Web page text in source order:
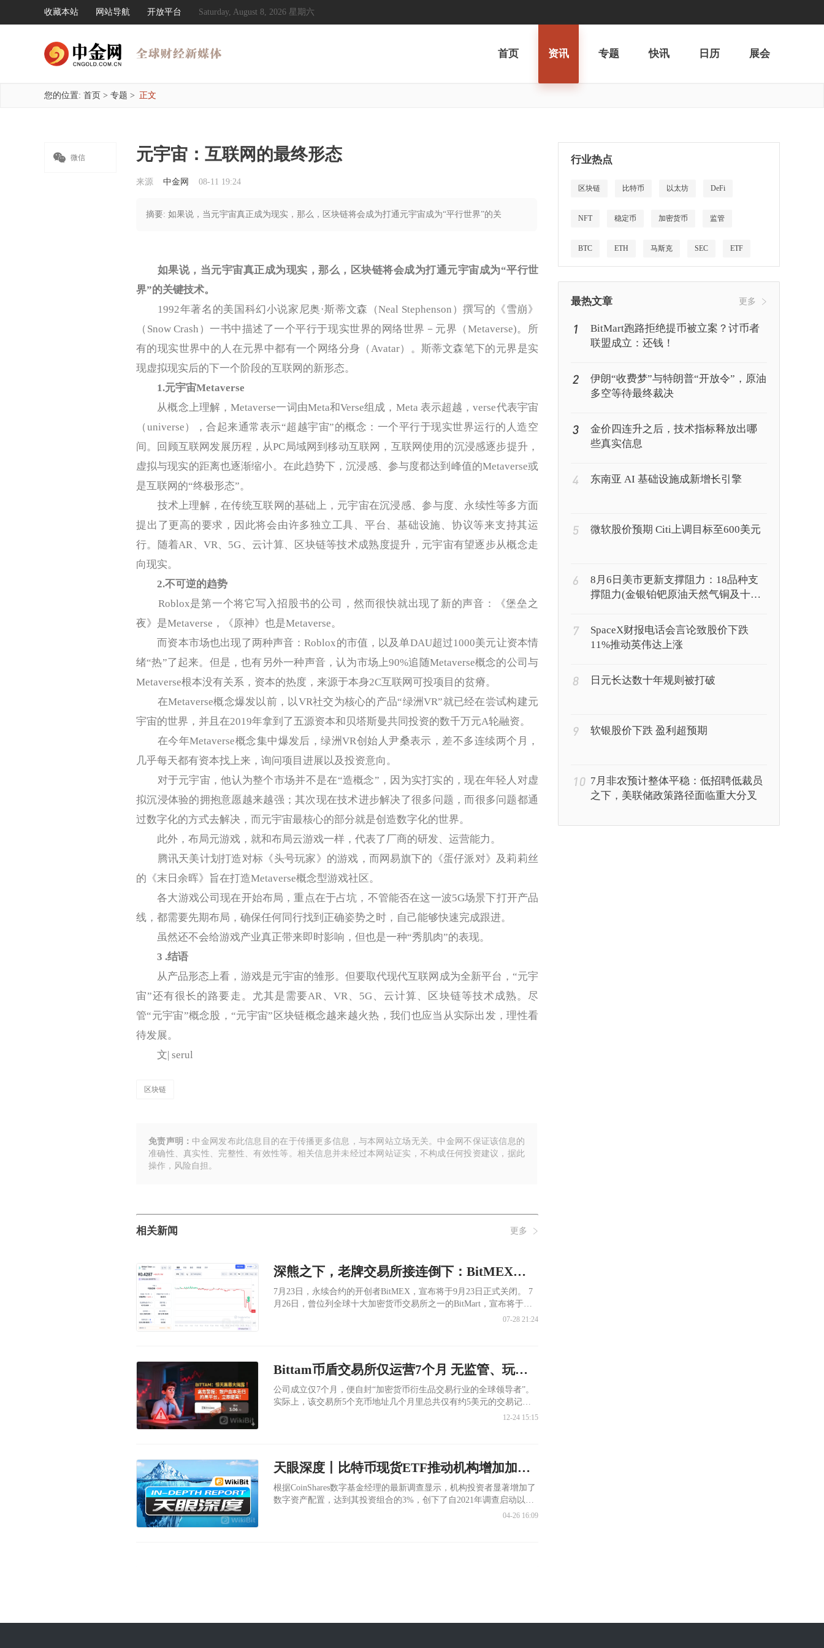
收藏本站 网站导航 开放平台 Saturday, August 8, 2026 星期六
首页 资讯 专题 快讯 日历 展会
您的位置: 首页 > 专题 > 正文
 微信 元宇宙：互联网的最终形态
来源 中金网 08-11 19:24
摘要: 如果说，当元宇宙真正成为现实，那么，区块链将会成为打通元宇宙成为“平行世界”的关
如果说，当元宇宙真正成为现实，那么，区块链将会成为打通元宇宙成为“平行世
界”的关键技术。
1992年著名的美国科幻小说家尼奥·斯蒂文森（Neal Stephenson）撰写的《雪崩》
（Snow Crash）一书中描述了一个平行于现实世界的网络世界－元界（Metaverse)。所
有的现实世界中的人在元界中都有一个网络分身（Avatar）。斯蒂文森笔下的元界是实
现虚拟现实后的下一个阶段的互联网的新形态。
1.元宇宙Metaverse
从概念上理解，Metaverse一词由Meta和Verse组成，Meta 表示超越，verse代表宇宙
（universe），合起来通常表示“超越宇宙”的概念：一个平行于现实世界运行的人造空
间。回顾互联网发展历程，从PC局域网到移动互联网，互联网使用的沉浸感逐步提升，
虚拟与现实的距离也逐渐缩小。在此趋势下，沉浸感、参与度都达到峰值的Metaverse或
是互联网的“终极形态”。
技术上理解，在传统互联网的基础上，元宇宙在沉浸感、参与度、永续性等多方面
提出了更高的要求，因此将会由许多独立工具、平台、基础设施、协议等来支持其运
行。随着AR、VR、5G、云计算、区块链等技术成熟度提升，元宇宙有望逐步从概念走
向现实。
2.不可逆的趋势
Roblox是第一个将它写入招股书的公司，然而很快就出现了新的声音：《堡垒之
夜》是Metaverse，《原神》也是Metaverse。
而资本市场也出现了两种声音：Roblox的市值，以及单DAU超过1000美元让资本情
绪“热”了起来。但是，也有另外一种声音，认为市场上90%追随Metaverse概念的公司与
Metaverse根本没有关系，资本的热度，来源于本身2C互联网可投项目的贫瘠。
在Metaverse概念爆发以前，以VR社交为核心的产品“绿洲VR”就已经在尝试构建元
宇宙的世界，并且在2019年拿到了五源资本和贝塔斯曼共同投资的数千万元A轮融资。
在今年Metaverse概念集中爆发后，绿洲VR创始人尹桑表示，差不多连续两个月，
几乎每天都有资本找上来，询问项目进展以及投资意向。
对于元宇宙，他认为整个市场并不是在“造概念”，因为实打实的，现在年轻人对虚
拟沉浸体验的拥抱意愿越来越强；其次现在技术进步解决了很多问题，而很多问题都通
过数字化的方式去解决，而元宇宙最核心的部分就是创造数字化的世界。
此外，布局元游戏，就和布局云游戏一样，代表了厂商的研发、运营能力。
腾讯天美计划打造对标《头号玩家》的游戏，而网易旗下的《蛋仔派对》及莉莉丝
的《末日余晖》旨在打造Metaverse概念型游戏社区。
各大游戏公司现在开始布局，重点在于占坑，不管能否在这一波5G场景下打开产品
线，都需要先期布局，确保任何同行找到正确姿势之时，自己能够快速完成跟进。
虽然还不会给游戏产业真正带来即时影响，但也是一种“秀肌肉”的表现。
3 .结语
从产品形态上看，游戏是元宇宙的雏形。但要取代现代互联网成为全新平台，“元宇
宙”还有很长的路要走。尤其是需要AR、VR、5G、云计算、区块链等技术成熟。尽
管“元宇宙”概念股，“元宇宙”区块链概念越来越火热，我们也应当从实际出发，理性看
待发展。
文| serul
区块链
免责声明： 中金网发布此信息目的在于传播更多信息，与本网站立场无关。中金网不保证该信息的
准确性、真实性、完整性、有效性等。相关信息并未经过本网站证实，不构成任何投资建议，据此
操作，风险自担。
相关新闻 更多
深熊之下，老牌交易所接连倒下：BitMEX与BitMart关停背后的风险警示
7月23日，永续合约的开创者BitMEX，宣布将于9月23日正式关闭。 7
月26日，曾位列全球十大加密货币交易所之一的BitMart，宣布将于
2027年1月31日正式停止平台运营。 这两家交易所不是默默无名的小作
07-28 21:24
Bittam币盾交易所仅运营7个月 无监管、玩套路、不给出金封账户
公司成立仅7个月，便自封“加密货币衍生品交易行业的全球领导者”。
实际上，该交易所5个充币地址几个月里总共仅有约5美元的交易记
录。 Bittam无监管、玩套路，正如用户评价：“平台各种耍心眼，玩插
12-24 15:15
天眼深度丨比特币现货ETF推动机构增加加密货币配置？
根据CoinShares数字基金经理的最新调查显示，机构投资者显著增加了
数字资产配置，达到其投资组合的3%，创下了自2021年调查启动以来
04-26 16:09
行业热点
区块链 比特币 以太坊 DeFi
NFT 稳定币 加密货币 监管
BTC ETH 马斯克 SEC ETF
最热文章 更多
1
BitMart跑路拒绝提币被立案？讨币者
联盟成立：还钱！
2
伊朗“收费梦”与特朗普“开放令”，原油
多空等待最终裁决
3
金价四连升之后，技术指标释放出哪
些真实信息
4 东南亚 AI 基础设施成新增长引擎
5 微软股价预期 Citi上调目标至600美元
6
8月6日美市更新支撑阻力：18品种支
撑阻力(金银铂钯原油天然气铜及十大
7
SpaceX财报电话会言论致股价下跌
11%推动英伟达上涨
8 日元长达数十年规则被打破
9 软银股价下跌 盈利超预期
10 7月非农预计整体平稳：低招聘低裁员
之下，美联储政策路径面临重大分叉